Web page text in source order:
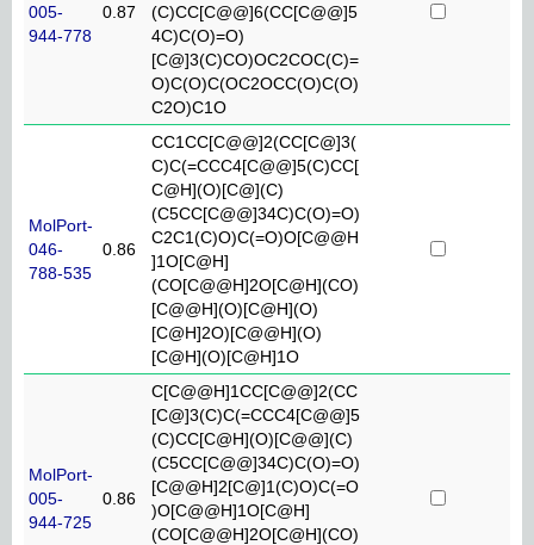
005-
944-778
0.87
(C)CC[C@@]6(CC[C@@]5
4C)C(O)=O)
[C@]3(C)CO)OC2COC(C)=
O)C(O)C(OC2OCC(O)C(O)
C2O)C1O
MolPort-
046-
788-535
0.86
CC1CC[C@@]2(CC[C@]3(
C)C(=CCC4[C@@]5(C)CC[
C@H](O)[C@](C)
(C5CC[C@@]34C)C(O)=O)
C2C1(C)O)C(=O)O[C@@H
]1O[C@H]
(CO[C@@H]2O[C@H](CO)
[C@@H](O)[C@H](O)
[C@H]2O)[C@@H](O)
[C@H](O)[C@H]1O
MolPort-
005-
944-725
0.86
C[C@@H]1CC[C@@]2(CC
[C@]3(C)C(=CCC4[C@@]5
(C)CC[C@H](O)[C@@](C)
(C5CC[C@@]34C)C(O)=O)
[C@@H]2[C@]1(C)O)C(=O
)O[C@@H]1O[C@H]
(CO[C@@H]2O[C@H](CO)